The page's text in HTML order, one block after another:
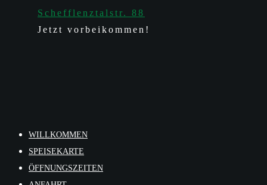
Schefflenztalstr. 88
Jetzt vorbeikommen!
WILLKOMMEN
SPEISEKARTE
ÖFFNUNGSZEITEN